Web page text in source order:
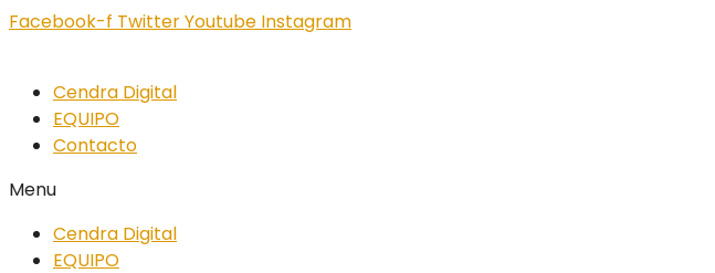
Facebook-f TwitterYoutube Instagram
Cendra Digital
EQUIPO
Contacto
Menu
Cendra Digital
EQUIPO